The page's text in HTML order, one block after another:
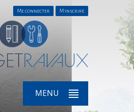
Me connecter M'inscrire
MENU